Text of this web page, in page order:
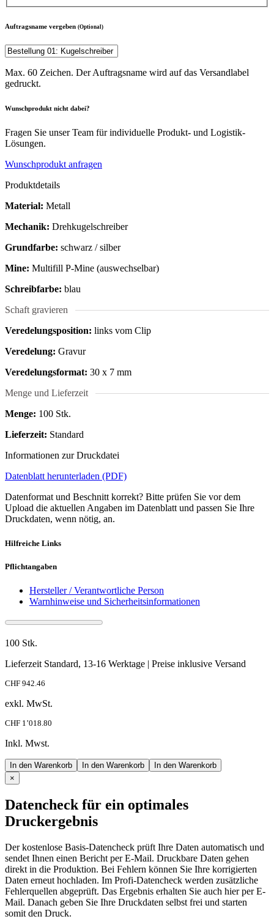
Auftragsname vergeben (Optional)
Max. 60 Zeichen. Der Auftragsname wird auf das Versandlabel
gedruckt.
Wunschprodukt nicht dabei?
Fragen Sie unser Team für individuelle Produkt- und Logistik-
Lösungen.
Wunschprodukt anfragen
Produktdetails
Material: Metall
Mechanik: Drehkugelschreiber
Grundfarbe: schwarz / silber
Mine: Multifill P-Mine (auswechselbar)
Schreibfarbe: blau
Schaft gravieren
Veredelungsposition: links vom Clip
Veredelung: Gravur
Veredelungsformat: 30 x 7 mm
Menge und Lieferzeit
Menge: 100 Stk.
Lieferzeit: Standard
Informationen zur Druckdatei
Datenblatt herunterladen (PDF)
Datenformat und Beschnitt korrekt? Bitte prüfen Sie vor dem
Upload die aktuellen Angaben im Datenblatt und passen Sie Ihre
Druckdaten, wenn nötig, an.
Hilfreiche Links
Pflichtangaben
Hersteller / Verantwortliche Person
Warnhinweise und Sicherheitsinformationen
100 Stk.
Lieferzeit Standard, 13-16 Werktage | Preise inklusive Versand
CHF 942.46
exkl. MwSt.
CHF 1’018.80
Inkl. Mwst.
In den Warenkorb In den Warenkorb
In den Warenkorb
×
Datencheck für ein optimales
Druckergebnis
Der kostenlose Basis-Datencheck prüft Ihre Daten automatisch und
sendet Ihnen einen Bericht per E-Mail. Druckbare Daten gehen
direkt in die Produktion. Bei Fehlern können Sie Ihre korrigierten
Daten erneut hochladen. Im Profi-Datencheck werden zusätzliche
Fehlerquellen abgeprüft. Das Ergebnis erhalten Sie auch hier per E-
Mail. Danach geben Sie Ihre Druckdaten selbst frei und starten
somit den Druck.